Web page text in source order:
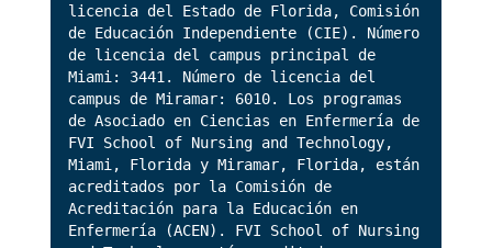
licencia del Estado de Florida, Comisión
de Educación Independiente (CIE). Número
de licencia del campus principal de
Miami: 3441. Número de licencia del
campus de Miramar: 6010. Los programas
de Asociado en Ciencias en Enfermería de
FVI School of Nursing and Technology,
Miami, Florida y Miramar, Florida, están
acreditados por la Comisión de
Acreditación para la Educación en
Enfermería (ACEN). FVI School of Nursing